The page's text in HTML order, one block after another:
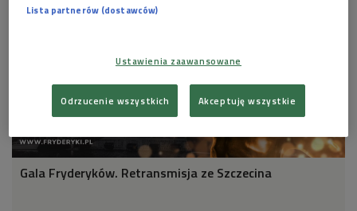
Gala Fryderyków. Retransmisja ze Szczecina
Lista partnerów (dostawców)
Ustawienia zaawansowane
Odrzucenie wszystkich Akceptuję wszystkie